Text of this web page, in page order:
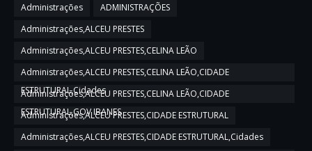
Administrações
ADMINISTRAÇÕES
Administrações,ALCEU PRESTES
Administrações,ALCEU PRESTES,CELINA LEÃO
Administrações,ALCEU PRESTES,CELINA LEÃO,CIDADE
ESTRUTURAL,Cidades
Administrações,ALCEU PRESTES,CELINA LEÃO,CIDADE
ESTRUTURAL,GOV IBANES
Administrações,ALCEU PRESTES,CIDADE ESTRUTURAL
Administrações,ALCEU PRESTES,CIDADE ESTRUTURAL,Cidades